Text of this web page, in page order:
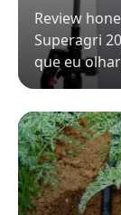
Review
Superagri
que eu